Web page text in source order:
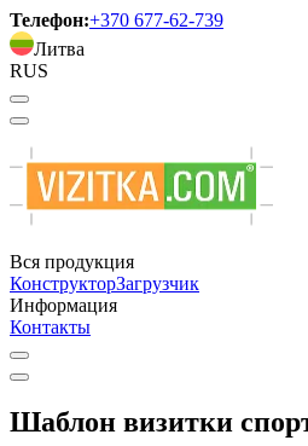
Телефон:+370 677-62-739
Литва
RUS
Вся продукция
КонструкторЗагрузчик
Информация
Контакты
Шаблон визитки